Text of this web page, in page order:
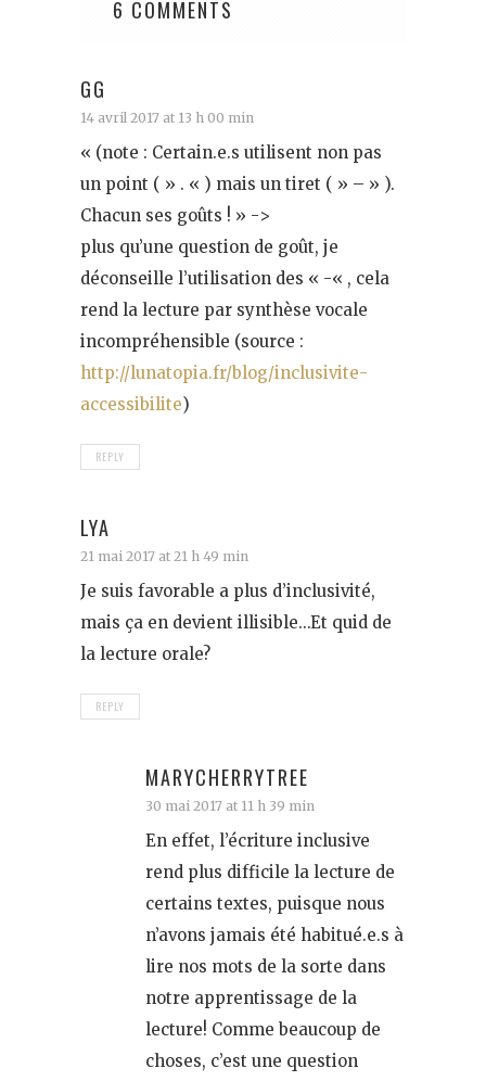
6 COMMENTS
GG
14 avril 2017 at 13 h 00 min
« (note : Certain.e.s utilisent non pas
un point ( » . « ) mais un tiret ( » – » ).
Chacun ses goûts ! » ->
plus qu’une question de goût, je
déconseille l’utilisation des « -« , cela
rend la lecture par synthèse vocale
incompréhensible (source :
http://lunatopia.fr/blog/inclusivite-
accessibilite)
REPLY
LYA
21 mai 2017 at 21 h 49 min
Je suis favorable a plus d’inclusivité,
mais ça en devient illisible…Et quid de
la lecture orale?
REPLY
MARYCHERRYTREE
30 mai 2017 at 11 h 39 min
En effet, l’écriture inclusive
rend plus difficile la lecture de
certains textes, puisque nous
n’avons jamais été habitué.e.s à
lire nos mots de la sorte dans
notre apprentissage de la
lecture! Comme beaucoup de
choses, c’est une question